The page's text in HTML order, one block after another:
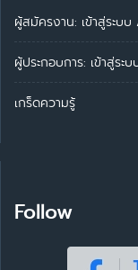
ผู้สมัครงาน: เข้าสู่ระบบ
ผู้ประกอบการ: เข้าสู่ระบ
เกร็ดความรู้
Follow